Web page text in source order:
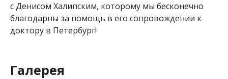
с Денисом Халипским, которому мы бесконечно
благодарны за помощь в его сопровождении к
доктору в Петербург!
Галерея